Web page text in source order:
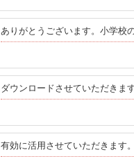
ありがとうございます。小学校
ダウンロードさせていただきます
有効に活用させていただきます。